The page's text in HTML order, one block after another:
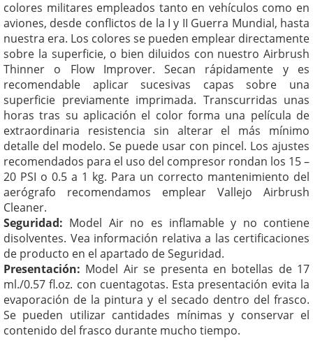
colores militares empleados tanto en vehículos como en
aviones, desde conflictos de la I y II Guerra Mundial, hasta
nuestra era. Los colores se pueden emplear directamente
sobre la superficie, o bien diluidos con nuestro Airbrush
Thinner o Flow Improver. Secan rápidamente y es
recomendable aplicar sucesivas capas sobre una
superficie previamente imprimada. Transcurridas unas
horas tras su aplicación el color forma una película de
extraordinaria resistencia sin alterar el más mínimo
detalle del modelo. Se puede usar con pincel. Los ajustes
recomendados para el uso del compresor rondan los 15 –
20 PSI o 0.5 a 1 kg. Para un correcto mantenimiento del
aerógrafo recomendamos emplear Vallejo Airbrush
Cleaner.
Seguridad: Model Air no es inflamable y no contiene
disolventes. Vea información relativa a las certificaciones
de producto en el apartado de Seguridad.
Presentación: Model Air se presenta en botellas de 17
ml./0.57 fl.oz. con cuentagotas. Esta presentación evita la
evaporación de la pintura y el secado dentro del frasco.
Se pueden utilizar cantidades mínimas y conservar el
contenido del frasco durante mucho tiempo.